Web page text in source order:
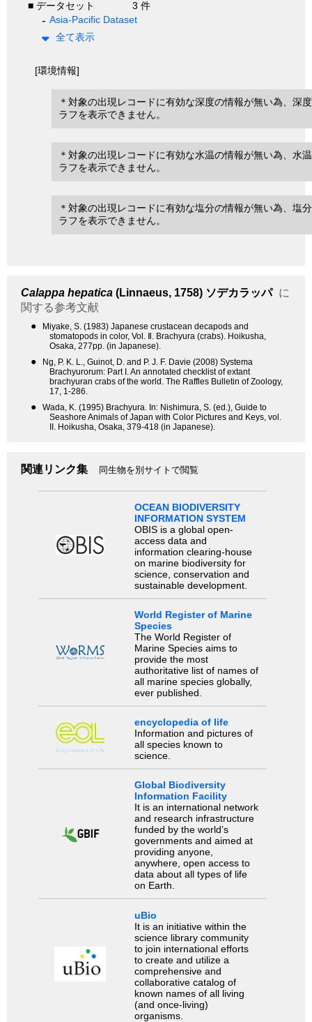
■ データセット
3 件
Asia-Pacific Dataset
全て表示
[環境情報]
＊対象の出現レコードに有効な深度の情報が無い為、深
ラフを表示できません。
＊対象の出現レコードに有効な水温の情報が無い為、水
ラフを表示できません。
＊対象の出現レコードに有効な塩分の情報が無い為、塩
ラフを表示できません。
Calappa hepatica (Linnaeus, 1758) ソデカラッパ に
関する参考文献
●
Miyake, S. (1983) Japanese crustacean decapods and
stomatopods in color, Vol. Ⅱ. Brachyura (crabs). Hoikusha,
Osaka, 277pp. (in Japanese).
●
Ng, P. K. L., Guinot, D. and P. J. F. Davie (2008) Systema
Brachyurorum: Part I. An annotated checklist of extant
brachyuran crabs of the world. The Raffles Bulletin of Zoology,
17, 1-286.
●
Wada, K. (1995) Brachyura. In: Nishimura, S. (ed.), Guide to
Seashore Animals of Japan with Color Pictures and Keys, vol.
II. Hoikusha, Osaka, 379-418 (in Japanese).
関連リンク集 同生物を別サイトで閲覧
OCEAN BIODIVERSITY
INFORMATION SYSTEM
OBIS is a global open-
access data and
information clearing-house
on marine biodiversity for
science, conservation and
sustainable development.
World Register of Marine
Species
The World Register of
Marine Species aims to
provide the most
authoritative list of names of
all marine species globally,
ever published.
encyclopedia of life
Information and pictures of
all species known to
science.
Global Biodiversity
Information Facility
It is an international network
and research infrastructure
funded by the world’s
governments and aimed at
providing anyone,
anywhere, open access to
data about all types of life
on Earth.
uBio
It is an initiative within the
science library community
to join international efforts
to create and utilize a
comprehensive and
collaborative catalog of
known names of all living
(and once-living)
organisms.